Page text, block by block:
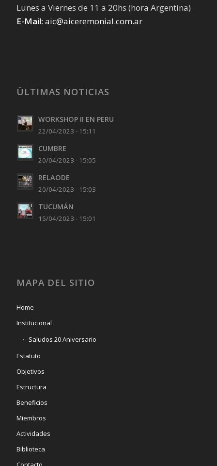
Lunes a Viernes de 11 a 20hs (hora Argentina)
E-Mail: aic@aiceremonial.com.ar
ÜLTIMAS NOTICIAS
WORKSHOP II EN PERU
22/04/2023 - 15:11
CUMBRE
20/04/2023 - 15:05
RELAODE
20/04/2023 - 15:03
TUCUMÁN
15/04/2023 - 15:01
MAPA DEL SITIO
Home
Institucional
Saludos 20 Aniversario
Estatuto
Objetivos
Estructura
Beneficios
Miembros
Actividades
Biblioteca